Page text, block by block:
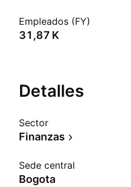
Empleados (FY)
‪31,87 K‬
Detalles
Sector
Finanzas
Sede central
Bogota